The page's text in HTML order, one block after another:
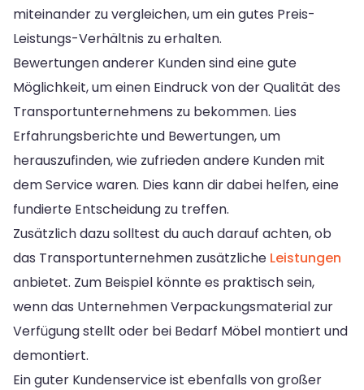
miteinander zu vergleichen, um ein gutes Preis-
Leistungs-Verhältnis zu erhalten.
Bewertungen anderer Kunden sind eine gute
Möglichkeit, um einen Eindruck von der Qualität des
Transportunternehmens zu bekommen. Lies
Erfahrungsberichte und Bewertungen, um
herauszufinden, wie zufrieden andere Kunden mit
dem Service waren. Dies kann dir dabei helfen, eine
fundierte Entscheidung zu treffen.
Zusätzlich dazu solltest du auch darauf achten, ob
das Transportunternehmen zusätzliche Leistungen
anbietet. Zum Beispiel könnte es praktisch sein,
wenn das Unternehmen Verpackungsmaterial zur
Verfügung stellt oder bei Bedarf Möbel montiert und
demontiert.
Ein guter Kundenservice ist ebenfalls von großer